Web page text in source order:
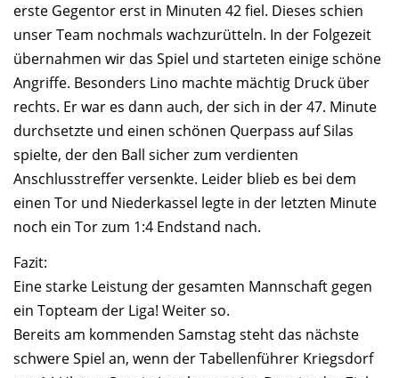
erste Gegentor erst in Minuten 42 fiel. Dieses schien
unser Team nochmals wachzurütteln. In der Folgezeit
übernahmen wir das Spiel und starteten einige schöne
Angriffe. Besonders Lino machte mächtig Druck über
rechts. Er war es dann auch, der sich in der 47. Minute
durchsetzte und einen schönen Querpass auf Silas
spielte, der den Ball sicher zum verdienten
Anschlusstreffer versenkte. Leider blieb es bei dem
einen Tor und Niederkassel legte in der letzten Minute
noch ein Tor zum 1:4 Endstand nach.
Fazit:
Eine starke Leistung der gesamten Mannschaft gegen
ein Topteam der Liga! Weiter so.
Bereits am kommenden Samstag steht das nächste
schwere Spiel an, wenn der Tabellenführer Kriegsdorf